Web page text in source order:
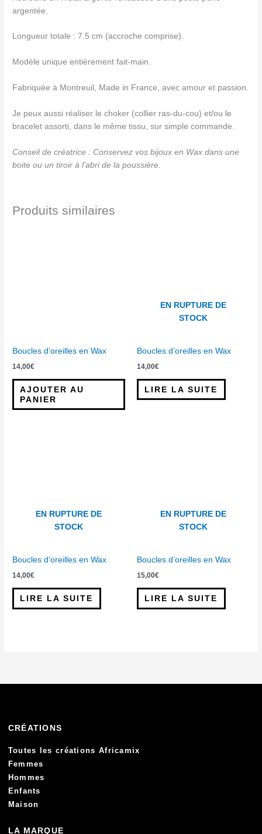
argentée.
Longueur totale : 7.5 cm (accroche comprise).
Modèle unique entièrement fait-main.
Fabriquée à Montreuil, Made in France, avec amour et passion.
Je peux aussi réaliser le choker (collier ras-du-cou) et/ou le
bracelet assorti, dans le même tissu, sur simple commande.
Conseil de créatrice : Conservez vos bijoux en Wax dans une
boite ou un tiroir à l’abri de la poussière.
Produits similaires
Boucles d’oreilles en Wax
14,00€
AJOUTER AU
PANIER
EN RUPTURE DE
STOCK
Boucles d’oreilles en Wax
14,00€
LIRE LA SUITE
EN RUPTURE DE
STOCK
Boucles d’oreilles en Wax
14,00€
LIRE LA SUITE
EN RUPTURE DE
STOCK
Boucles d’oreilles en Wax
15,00€
LIRE LA SUITE
CRÉATIONS
Toutes les créations Africamix
Femmes
Hommes
Enfants
Maison
LA MARQUE